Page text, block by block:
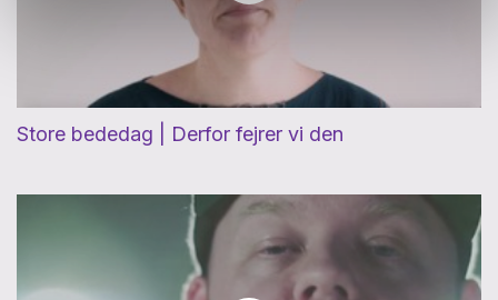
Store bededag | Derfor fejrer vi den